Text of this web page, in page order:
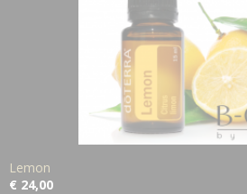
Lemon
€ 24,00